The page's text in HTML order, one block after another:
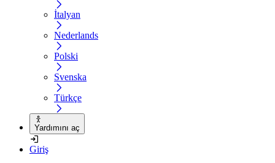
İtalyan
Nederlands
Polski
Svenska
Türkçe
Yardımını aç
Giriş